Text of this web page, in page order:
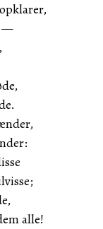
—
alle!